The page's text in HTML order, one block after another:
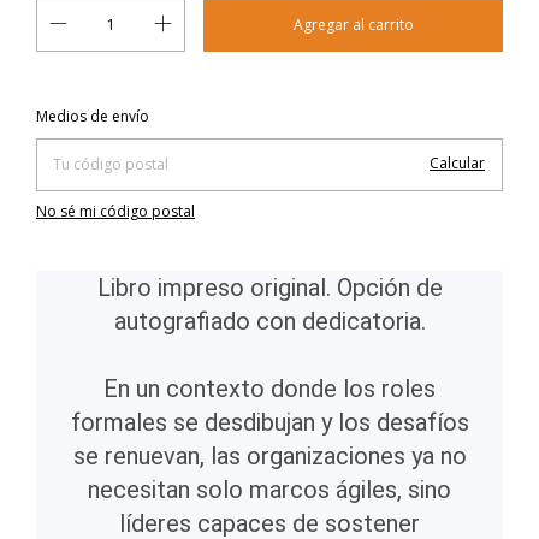
Entregas para el CP:
Medios de envío
Calcular
No sé mi código postal
Libro impreso original. Opción de
autografiado con dedicatoria.
En un contexto donde los roles
formales se desdibujan y los desafíos
se renuevan, las organizaciones ya no
necesitan solo marcos ágiles, sino
líderes capaces de sostener